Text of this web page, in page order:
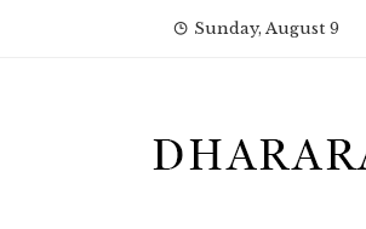
Sunday, August 9